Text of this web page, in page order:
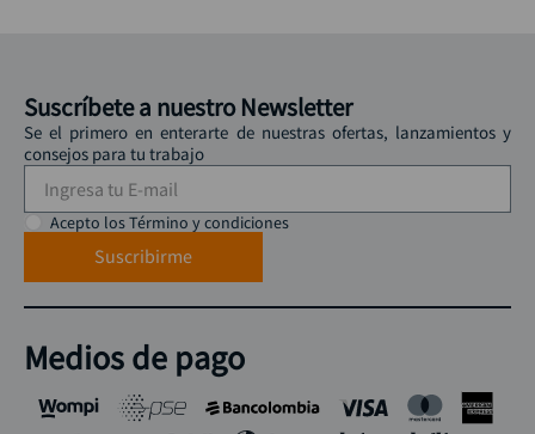
Suscríbete a nuestro Newsletter
Se el primero en enterarte de nuestras ofertas, lanzamientos y
consejos para tu trabajo
Acepto los Término y condiciones
Suscribirme
Medios de pago